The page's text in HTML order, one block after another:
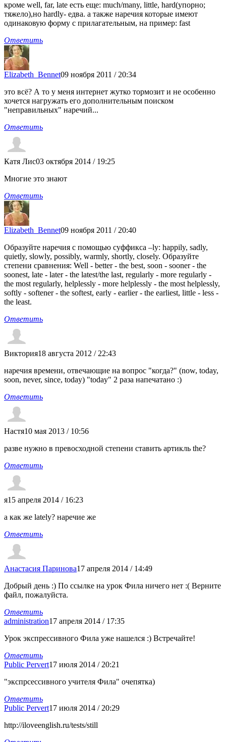
кроме well, far, late есть еще: much/many, little, hard(упорно;
тяжело),но hardly- едва. а также наречия которые имеют
одинаковую форму с прилагательным, на пример: fast
Ответить
Elizabeth_Bennet09 ноября 2011 / 20:34
это всё? А то у меня интернет жутко тормозит и не особенно
хочется нагружать его дополнительным поиском
"неправильных" наречий...
Ответить
Катя Лис03 октября 2014 / 19:25
Многие это знают
Ответить
Elizabeth_Bennet09 ноября 2011 / 20:40
Образуйте наречия с помощью суффикса –ly: happily, sadly,
quietly, slowly, possibly, warmly, shortly, closely. Образуйте
степени сравнения: Well - better - the best, soon - sooner - the
soonest, late - later - the latest/the last, regularly - more regularly -
the most regularly, helplessly - more helplessly - the most helplessly,
softly - softener - the softest, early - earlier - the earliest, little - less -
the least.
Ответить
Виктория18 августа 2012 / 22:43
наречия времени, отвечающие на вопрос "когда?" (now, today,
soon, never, since, today) "today" 2 раза напечатано :)
Ответить
Настя10 мая 2013 / 10:56
разве нужно в превосходной степени ставить артикль the?
Ответить
я15 апреля 2014 / 16:23
а как же lately? наречие же
Ответить
Анастасия Паринова17 апреля 2014 / 14:49
Добрый день :) По ссылке на урок Фила ничего нет :( Верните
файл, пожалуйста.
Ответить
administration17 апреля 2014 / 17:35
Урок экспрессивного Фила уже нашелся :) Встречайте!
Ответить
Public Pervert17 июля 2014 / 20:21
"экспрсессивного учителя Фила" очепятка)
Ответить
Public Pervert17 июля 2014 / 20:29
http://iloveenglish.ru/tests/still